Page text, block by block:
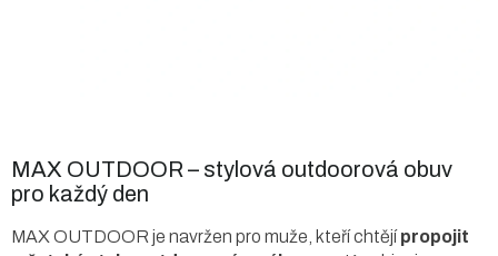
MAX OUTDOOR – stylová outdoorová obuv
pro každý den
MAX OUTDOOR je navržen pro muže, kteří chtějípropojit